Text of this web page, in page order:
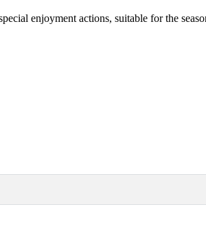
enjoyment actions, suitable for the